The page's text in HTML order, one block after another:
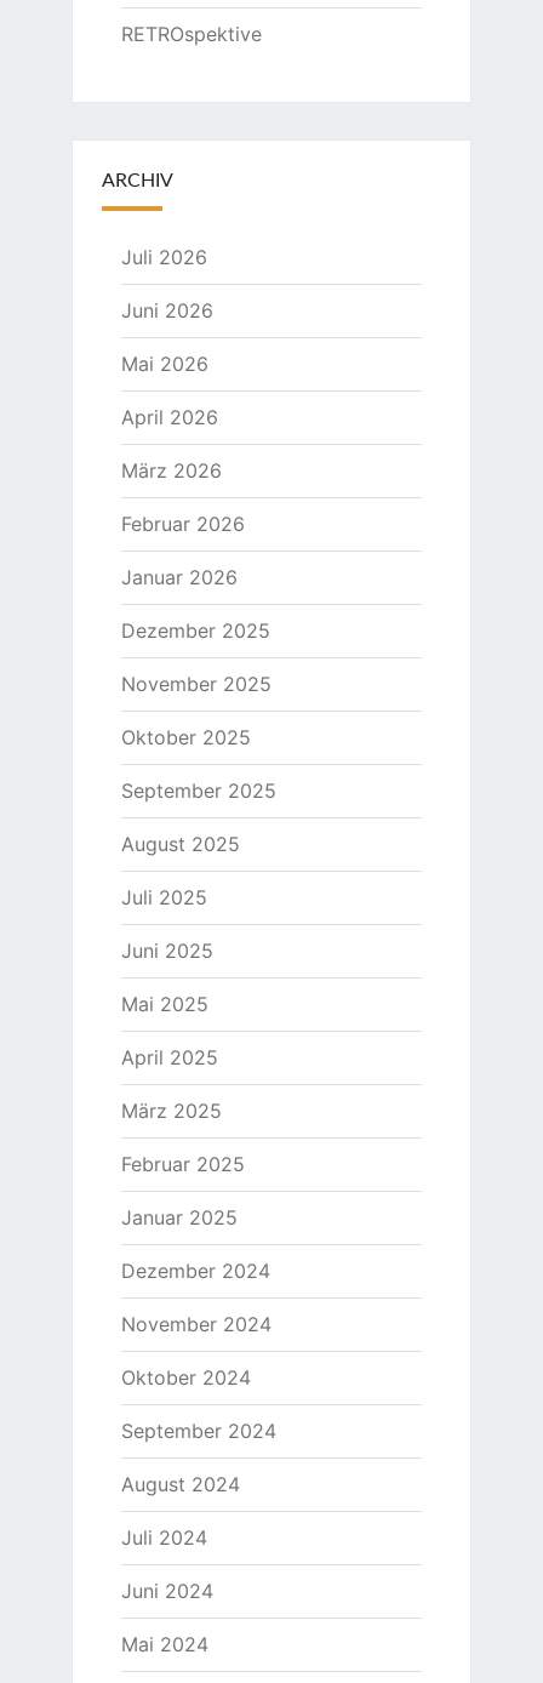
RETROspektive
ARCHIV
Juli 2026
Juni 2026
Mai 2026
April 2026
März 2026
Februar 2026
Januar 2026
Dezember 2025
November 2025
Oktober 2025
September 2025
August 2025
Juli 2025
Juni 2025
Mai 2025
April 2025
März 2025
Februar 2025
Januar 2025
Dezember 2024
November 2024
Oktober 2024
September 2024
August 2024
Juli 2024
Juni 2024
Mai 2024